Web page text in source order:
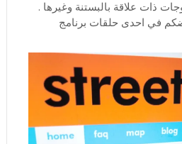
ذات علاقة بالبستنة وغيرها .
في احدى حلقات برنامج